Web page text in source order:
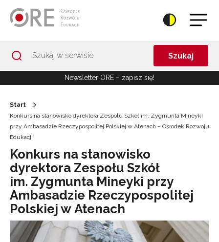
Szukaj
Newsletter ORE – zapisz się!
Start
Konkurs na stanowisko dyrektora Zespołu Szkół im. Zygmunta Mineyki
przy Ambasadzie Rzeczypospolitej Polskiej w Atenach – Ośrodek Rozwoju
Edukacji
Konkurs na stanowisko
dyrektora Zespołu Szkół
im. Zygmunta Mineyki przy
Ambasadzie Rzeczypospolitej
Polskiej w Atenach